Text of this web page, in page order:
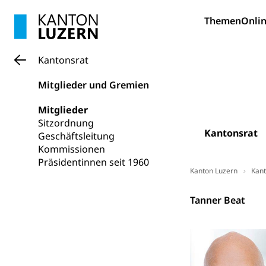
Themen
Kantonsrat
Kantonsrat
Mitglieder und Gremien
Mitglieder
Sitzordnung
Geschäftsleitung
Kommissionen
Präsidentinnen seit 1960
Kanton Luzern
Kantonsrat
Tanner Beat
Soziales